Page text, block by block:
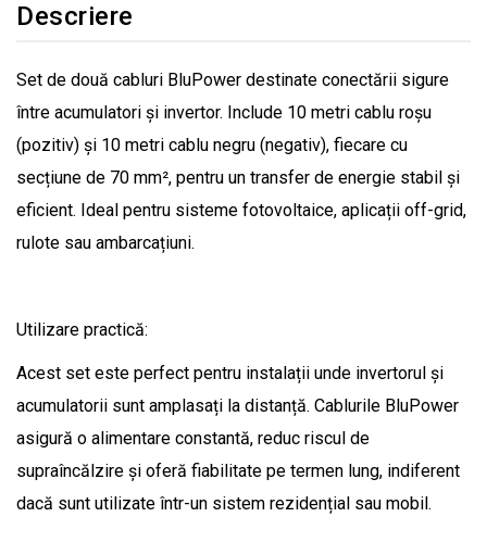
Descriere
Set de două cabluri BluPower destinate conectării sigure
între acumulatori și invertor. Include 10 metri cablu roșu
(pozitiv) și 10 metri cablu negru (negativ), fiecare cu
secțiune de 70 mm², pentru un transfer de energie stabil și
eficient. Ideal pentru sisteme fotovoltaice, aplicații off-grid,
rulote sau ambarcațiuni.
Utilizare practică:
Acest set este perfect pentru instalații unde invertorul și
acumulatorii sunt amplasați la distanță. Cablurile BluPower
asigură o alimentare constantă, reduc riscul de
supraîncălzire și oferă fiabilitate pe termen lung, indiferent
dacă sunt utilizate într-un sistem rezidențial sau mobil.